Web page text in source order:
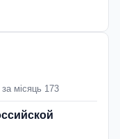
за місяць 173